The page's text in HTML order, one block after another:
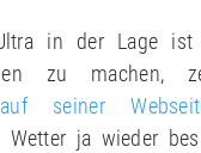
in der Lage ist
zu machen,
seiner
Wetter ja wieder